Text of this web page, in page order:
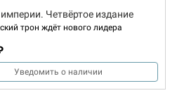
Четвёртое издание
трон ждёт нового лидера
Уведомить о наличии